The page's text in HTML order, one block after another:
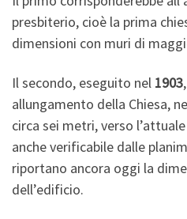
presbiterio, cioè la prima
dimensioni con muri di
Il secondo, eseguito nel 1903
allungamento della Chiesa,
circa sei metri, verso
anche verificabile dalle
riportano ancora oggi la
dell’edificio.